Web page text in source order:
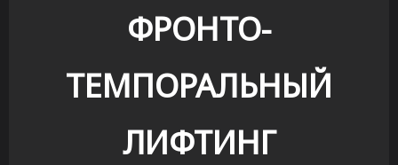
ФРОНТО-
ТЕМПОРАЛЬНЫЙ
ЛИФТИНГ